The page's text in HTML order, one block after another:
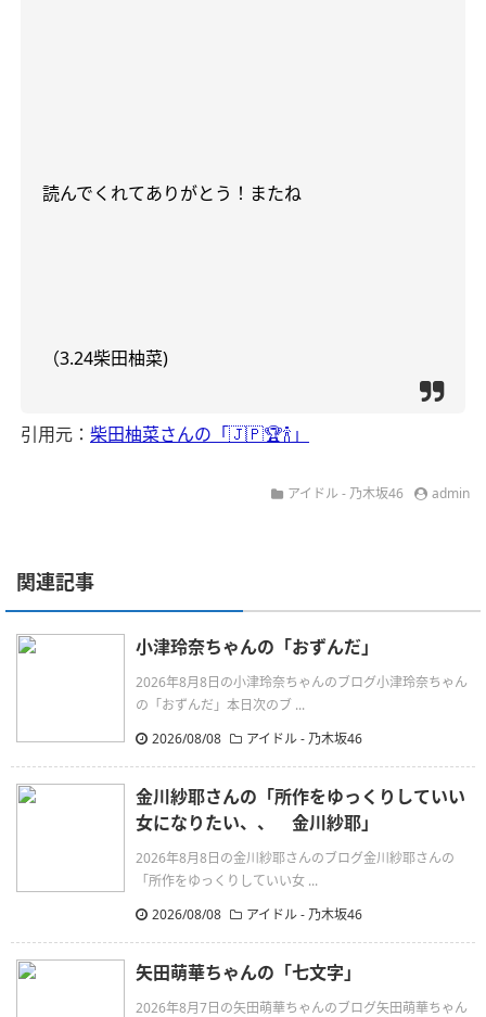
読んでくれてありがとう！またね
（3.24柴田柚菜)
引用元： 柴田柚菜さんの「🇯🇵🏆🍾」
アイドル - 乃木坂46 admin
関連記事
小津玲奈ちゃんの「おずんだ」
2026年8月8日の小津玲奈ちゃんのブログ小津玲奈ちゃん
の「おずんだ」本日次のブ ...
2026/08/08
アイドル - 乃木坂46
金川紗耶さんの「所作をゆっくりしていい
女になりたい、、 金川紗耶」
2026年8月8日の金川紗耶さんのブログ金川紗耶さんの
「所作をゆっくりしていい女 ...
2026/08/08
アイドル - 乃木坂46
矢田萌華ちゃんの「七文字」
2026年8月7日の矢田萌華ちゃんのブログ矢田萌華ちゃん